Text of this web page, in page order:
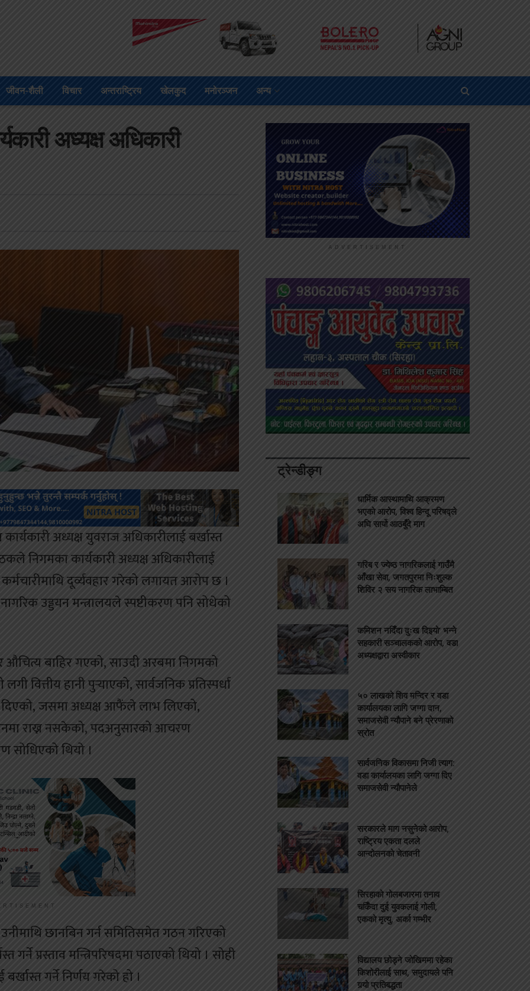
जीवन-शैली विचार अन्तराष्ट्रिय खेलकुद मनोरञ्जन अन्य
अध्यक्ष अधिकारी
अध्यक्ष युवराज अधिकारीलाई बर्खास्त
निगमका कार्यकारी अध्यक्ष अधिकारीलाई
दूर्व्यवहार गरेको लगायत आरोप छ ।
उड्डयन मन्त्रालयले स्पष्टीकरण पनि सोधेको
औचित्य बाहिर गएको, साउदी अरबमा निगमको
वित्तीय हानी पुर्‍याएको, सार्वजनिक प्रतिस्पर्धा
दिएको, जसमा अध्यक्ष आफैंले लाभ लिएको,
राख्न नसकेको, पदअनुसारको आचरण
सोधिएको थियो ।
छानबिन गर्न समितिसमेत गठन गरिएको
प्रस्ताव मन्त्रिपरिषदमा पठाएको थियो । सोही
गर्ने निर्णय गरेको हो ।
ADVERTISEMENT
ट्रेन्डीङ्ग
धार्मिक आस्थामाथि आक्रमण
भएको आरोप, विश्व हिन्दू परिषद्ले
अघि सार्यो आठबुँदे माग
गरिब र ज्येष्ठ नागरिकलाई गाउँमै
आँखा सेवा, जगतपुरमा निःशुल्क
शिविर २ सय नागरिक लाभाम्बित
कमिशन नदिँदा दुःख दिइयो’ भन्ने
सहकारी सञ्चालकको आरोप, वडा
अध्यक्षद्वारा अस्वीकार
५० लाखको शिव मन्दिर र वडा
कार्यालयका लागि जग्गा दान,
समाजसेवी न्यौपाने बने प्रेरणाको
स्रोत
सार्वजनिक विकासमा निजी त्याग:
वडा कार्यालयका लागि जग्गा दिए
समाजसेवी न्यौपानेले
सरकारले माग नसुनेको आरोप,
राष्ट्रिय एकता दलले
आन्दोलनको चेतावनी
सिरहाको गोलबजारमा तनाव
चर्किँदा दुई युवकलाई गोली,
एकको मृत्यु, अर्का गम्भीर
विद्यालय छोड्ने जोखिममा रहेका
किशोरीलाई साथ, समुदायले पनि
गर्‍यो प्रतिबद्धता